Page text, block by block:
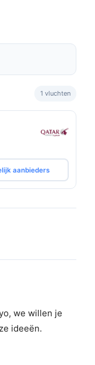
1 vluchten
aanbieders
we willen je
ideeën.